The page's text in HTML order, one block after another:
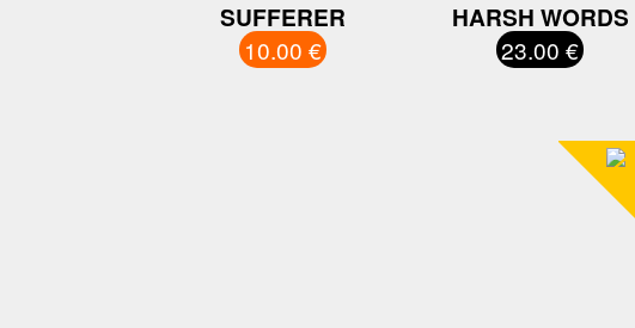
SUFFERER
10.00 €
HARSH WORDS
23.00 €